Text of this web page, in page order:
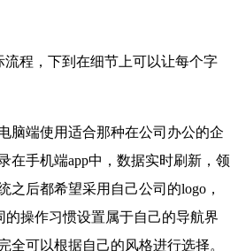
程，下到在细节上可以让每个字
脑端使用适合那种在公司办公的企
在手机端app中，数据实时刷新，领
后都希望采用自己公司的logo，
操作习惯设置属于自己的导航界
可以根据自己的风格进行选择。